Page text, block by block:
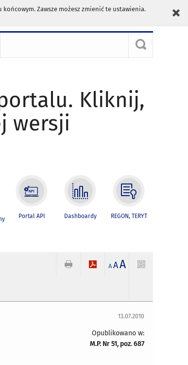
Zawsze możesz zmienić te ustawienia.
Kliknij,
wersji
Portal API Dashboardy REGON, TERYT
A AA
13.07.2010
Opublikowano w:
M.P. Nr 51, poz. 687